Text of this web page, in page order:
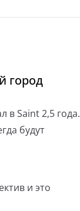
город
в Saint 2,5 года.
будут
и это